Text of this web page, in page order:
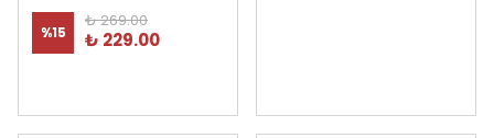
%15
₺ 269.00
₺ 229.00